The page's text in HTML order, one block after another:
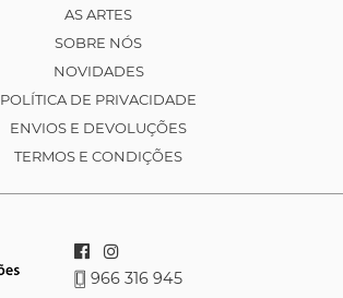
AS ARTES
SOBRE NÓS
NOVIDADES
POLÍTICA DE PRIVACIDADE
ENVIOS E DEVOLUÇÕES
TERMOS E CONDIÇÕES
966 316 945